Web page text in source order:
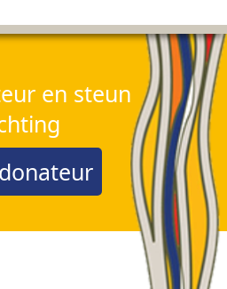
en steun